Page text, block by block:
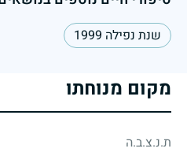
שנת נפילה 1999
מקום מנוחתו
ת.נ.צ.ב.ה